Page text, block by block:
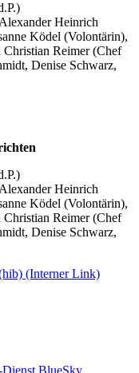
Heinrich
Ködel (Volontärin),
Christian Reimer (Chef
Denise Schwarz,
Heinrich
Ködel (Volontärin),
Christian Reimer (Chef
Denise Schwarz,
(Interner Link)
BlueSky